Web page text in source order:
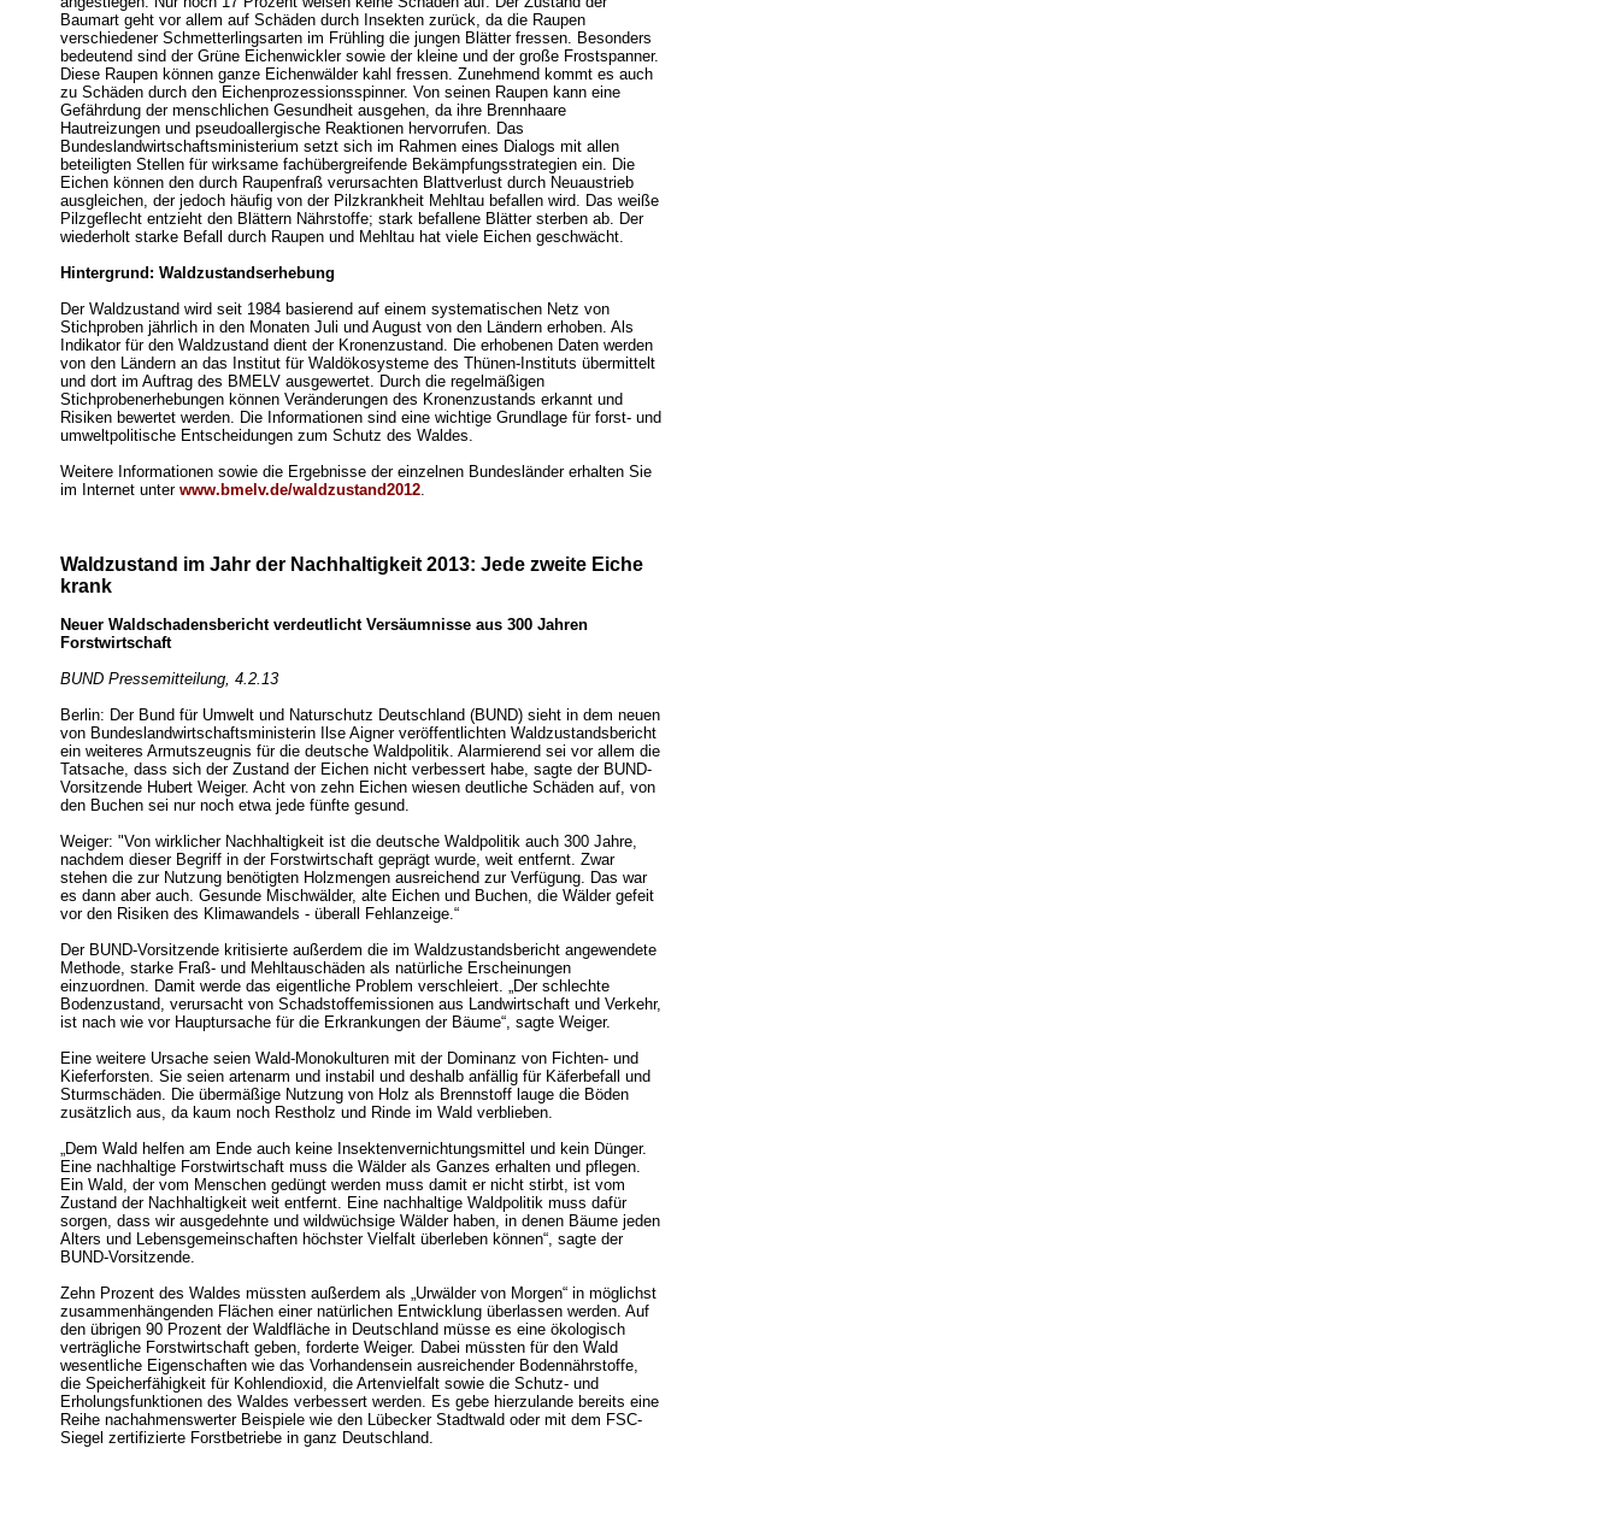
Baumart geht vor allem auf Schäden durch Insekten zurück, da die Raupen
verschiedener Schmetterlingsarten im Frühling die jungen Blätter fressen. Besonders
bedeutend sind der Grüne Eichenwickler sowie der kleine und der große Frostspanner.
Diese Raupen können ganze Eichenwälder kahl fressen. Zunehmend kommt es auch
zu Schäden durch den Eichenprozessionsspinner. Von seinen Raupen kann eine
Gefährdung der menschlichen Gesundheit ausgehen, da ihre Brennhaare
Hautreizungen und pseudoallergische Reaktionen hervorrufen. Das
Bundeslandwirtschaftsministerium setzt sich im Rahmen eines Dialogs mit allen
beteiligten Stellen für wirksame fachübergreifende Bekämpfungsstrategien ein. Die
Eichen können den durch Raupenfraß verursachten Blattverlust durch Neuaustrieb
ausgleichen, der jedoch häufig von der Pilzkrankheit Mehltau befallen wird. Das weiße
Pilzgeflecht entzieht den Blättern Nährstoffe; stark befallene Blätter sterben ab. Der
wiederholt starke Befall durch Raupen und Mehltau hat viele Eichen geschwächt.
Hintergrund: Waldzustandserhebung
Der Waldzustand wird seit 1984 basierend auf einem systematischen Netz von
Stichproben jährlich in den Monaten Juli und August von den Ländern erhoben. Als
Indikator für den Waldzustand dient der Kronenzustand. Die erhobenen Daten werden
von den Ländern an das Institut für Waldökosysteme des Thünen-Instituts übermittelt
und dort im Auftrag des BMELV ausgewertet. Durch die regelmäßigen
Stichprobenerhebungen können Veränderungen des Kronenzustands erkannt und
Risiken bewertet werden. Die Informationen sind eine wichtige Grundlage für forst- und
umweltpolitische Entscheidungen zum Schutz des Waldes.
Weitere Informationen sowie die Ergebnisse der einzelnen Bundesländer erhalten Sie
im Internet unter www.bmelv.de/waldzustand2012.
Waldzustand im Jahr der Nachhaltigkeit 2013: Jede zweite Eiche
krank
Neuer Waldschadensbericht verdeutlicht Versäumnisse aus 300 Jahren
Forstwirtschaft
BUND Pressemitteilung, 4.2.13
Berlin: Der Bund für Umwelt und Naturschutz Deutschland (BUND) sieht in dem neuen
von Bundeslandwirtschaftsministerin Ilse Aigner veröffentlichten Waldzustandsbericht
ein weiteres Armutszeugnis für die deutsche Waldpolitik. Alarmierend sei vor allem die
Tatsache, dass sich der Zustand der Eichen nicht verbessert habe, sagte der BUND-
Vorsitzende Hubert Weiger. Acht von zehn Eichen wiesen deutliche Schäden auf, von
den Buchen sei nur noch etwa jede fünfte gesund.
Weiger: "Von wirklicher Nachhaltigkeit ist die deutsche Waldpolitik auch 300 Jahre,
nachdem dieser Begriff in der Forstwirtschaft geprägt wurde, weit entfernt. Zwar
stehen die zur Nutzung benötigten Holzmengen ausreichend zur Verfügung. Das war
es dann aber auch. Gesunde Mischwälder, alte Eichen und Buchen, die Wälder gefeit
vor den Risiken des Klimawandels - überall Fehlanzeige.“
Der BUND-Vorsitzende kritisierte außerdem die im Waldzustandsbericht angewendete
Methode, starke Fraß- und Mehltauschäden als natürliche Erscheinungen
einzuordnen. Damit werde das eigentliche Problem verschleiert. „Der schlechte
Bodenzustand, verursacht von Schadstoffemissionen aus Landwirtschaft und Verkehr,
ist nach wie vor Hauptursache für die Erkrankungen der Bäume“, sagte Weiger.
Eine weitere Ursache seien Wald-Monokulturen mit der Dominanz von Fichten- und
Kieferforsten. Sie seien artenarm und instabil und deshalb anfällig für Käferbefall und
Sturmschäden. Die übermäßige Nutzung von Holz als Brennstoff lauge die Böden
zusätzlich aus, da kaum noch Restholz und Rinde im Wald verblieben.
„Dem Wald helfen am Ende auch keine Insektenvernichtungsmittel und kein Dünger.
Eine nachhaltige Forstwirtschaft muss die Wälder als Ganzes erhalten und pflegen.
Ein Wald, der vom Menschen gedüngt werden muss damit er nicht stirbt, ist vom
Zustand der Nachhaltigkeit weit entfernt. Eine nachhaltige Waldpolitik muss dafür
sorgen, dass wir ausgedehnte und wildwüchsige Wälder haben, in denen Bäume jeden
Alters und Lebensgemeinschaften höchster Vielfalt überleben können“, sagte der
BUND-Vorsitzende.
Zehn Prozent des Waldes müssten außerdem als „Urwälder von Morgen“ in möglichst
zusammenhängenden Flächen einer natürlichen Entwicklung überlassen werden. Auf
den übrigen 90 Prozent der Waldfläche in Deutschland müsse es eine ökologisch
verträgliche Forstwirtschaft geben, forderte Weiger. Dabei müssten für den Wald
wesentliche Eigenschaften wie das Vorhandensein ausreichender Bodennährstoffe,
die Speicherfähigkeit für Kohlendioxid, die Artenvielfalt sowie die Schutz- und
Erholungsfunktionen des Waldes verbessert werden. Es gebe hierzulande bereits eine
Reihe nachahmenswerter Beispiele wie den Lübecker Stadtwald oder mit dem FSC-
Siegel zertifizierte Forstbetriebe in ganz Deutschland.